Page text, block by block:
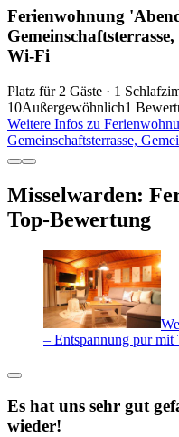
Ferienwohnung
Wi-Fi
Platz für 2 Gäste · 1
10Außergewöhnlich1
Weitere Infos zu
Gemeinschaftsterrasse,
Misselwarden:
Top-Bewertung
– Entspannung pur mit
Es hat uns sehr gut
wieder!